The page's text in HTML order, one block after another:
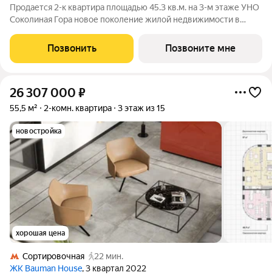
Продается 2-к квартира площадью 45.3 кв.м. на 3-м этаже УНО
Соколиная Гора новое поколение жилой недвижимости в
от Измайловского парка. Динамичная и современная
архитектура формирует доминанту
Позвонить Позвоните мне
26 307 000 ₽
55,5 м² 2-комн. квартира 3 этаж из 15
новостройка
хорошая цена
Сортировочная
22 мин.
ЖК Bauman House, 3 квартал 2022